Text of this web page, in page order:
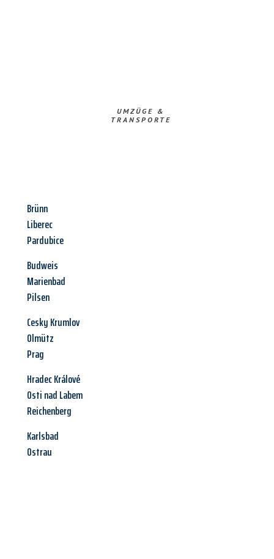
UMZÜGE &
TRANSPORTE
Brünn
Liberec
Pardubice
Budweis
Marienbad
Pilsen
Cesky Krumlov
Olmütz
Prag
Hradec Králové
Osti nad Labem
Reichenberg
Karlsbad
Ostrau